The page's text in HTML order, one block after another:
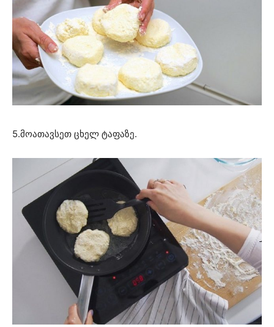
5.მოათავსეთ ცხელ ტაფაზე.